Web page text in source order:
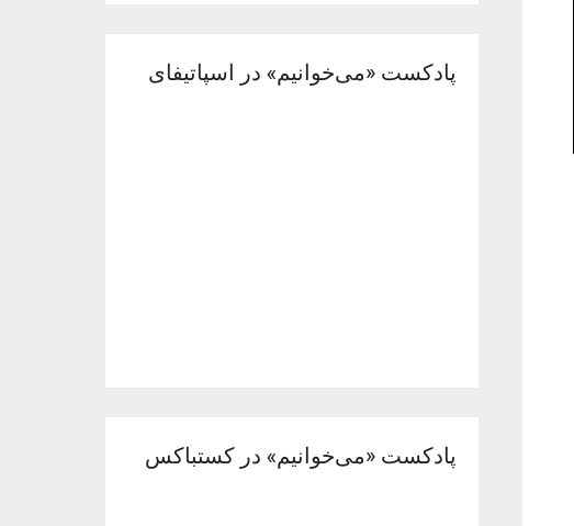
پادکست «می‌خوانیم» در اسپاتیفای
پادکست «می‌خوانیم» در کستباکس